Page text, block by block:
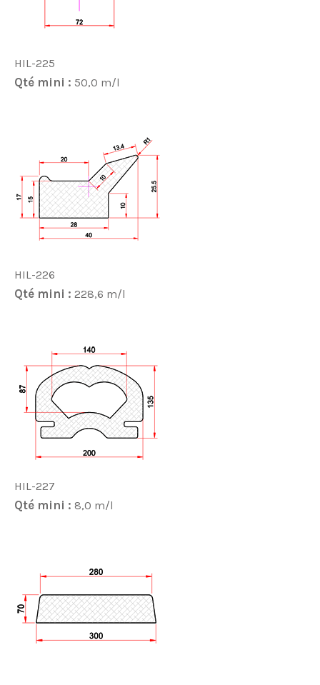
HIL-225
Qté mini : 50,0 m/l
HIL-226
Qté mini : 228,6 m/l
HIL-227
Qté mini : 8,0 m/l